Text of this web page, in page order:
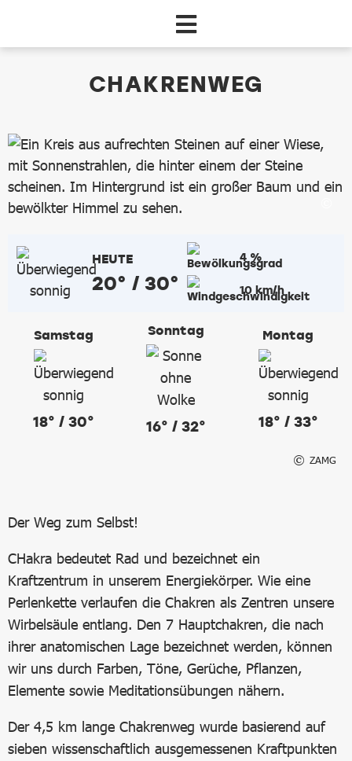
CHAKRENWEG
HEUTE
20° / 30°
4 %
10 km/h
Samstag
18° / 30°
Sonntag
16° / 32°
Montag
18° / 33°
ZAMG
Der Weg zum Selbst!
CHakra bedeutet Rad und bezeichnet ein
Kraftzentrum in unserem Energiekörper. Wie eine
Perlenkette verlaufen die Chakren als Zentren unsere
Wirbelsäule entlang. Den 7 Hauptchakren, die nach
ihrer anatomischen Lage bezeichnet werden, können
wir uns durch Farben, Töne, Gerüche, Pflanzen,
Elemente sowie Meditationsübungen nähern.
Der 4,5 km lange Chakrenweg wurde basierend auf
sieben wissenschaftlich ausgemessenen Kraftpunkten